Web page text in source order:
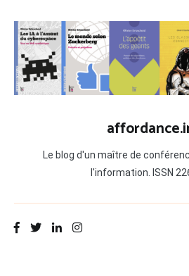
contenu
Le blog d'un maître de
l'information. ISSN